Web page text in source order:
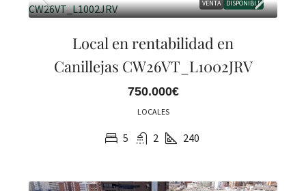
VENTA DISPONIBLE
Local en rentabilidad en
Canillejas CW26VT_L1002JRV
750.000€
LOCALES
5 2 240